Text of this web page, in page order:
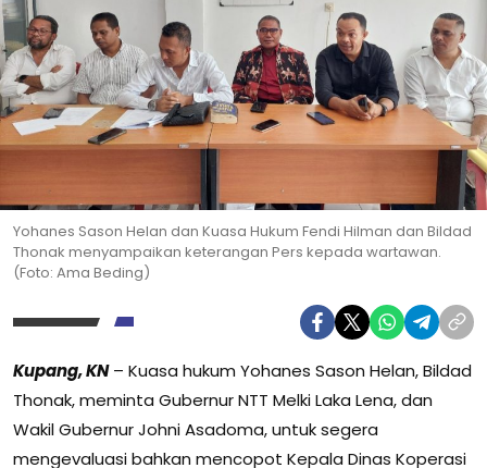
Yohanes Sason Helan dan Kuasa Hukum Fendi Hilman dan Bildad
Thonak menyampaikan keterangan Pers kepada wartawan.
(Foto: Ama Beding)
Kupang, KN– Kuasa hukum Yohanes Sason Helan, Bildad
Thonak, meminta Gubernur NTT Melki Laka Lena, dan
Wakil Gubernur Johni Asadoma, untuk segera
mengevaluasi bahkan mencopot Kepala Dinas Koperasi